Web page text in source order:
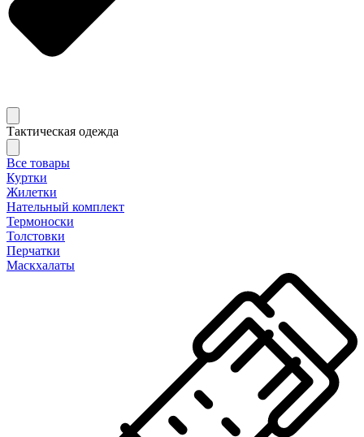
Тактическая одежда
Все товары
Куртки
Жилетки
Нательный комплект
Термоноски
Толстовки
Перчатки
Маскхалаты